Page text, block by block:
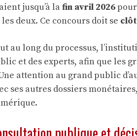
jusqu’à lafin avril 2026
les deux. Ce concours doit se
au long du processus,
et des experts, afin que les
attention au grand public
ses autres dossiers